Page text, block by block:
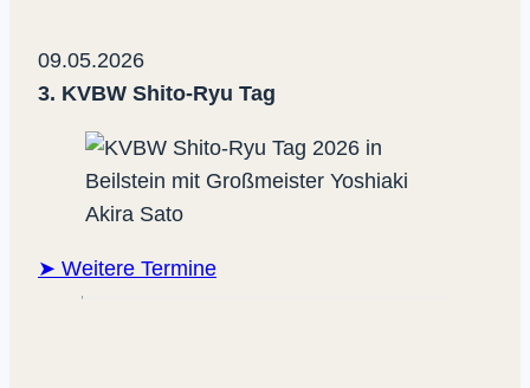
09.05.2026
3. KVBW Shito-Ryu Tag
➤ Weitere Termine